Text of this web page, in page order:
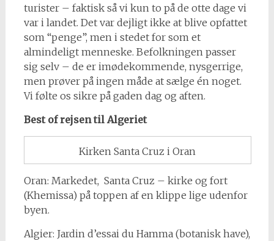
turister – faktisk så vi kun to på de otte dage vi
var i landet. Det var dejligt ikke at blive opfattet
som “penge”, men i stedet for som et
almindeligt menneske. Befolkningen passer
sig selv – de er imødekommende, nysgerrige,
men prøver på ingen måde at sælge én noget.
Vi følte os sikre på gaden dag og aften.
Best of rejsen til Algeriet
Kirken Santa Cruz i Oran
Oran: Markedet, Santa Cruz – kirke og fort
(Khemissa) på toppen af en klippe lige udenfor
byen.
Algier: Jardin d’essai du Hamma (botanisk have),